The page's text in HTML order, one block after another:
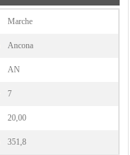
Marche
Ancona
AN
7
20,00
351,8